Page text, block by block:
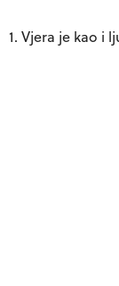
1. Vjera je kao i